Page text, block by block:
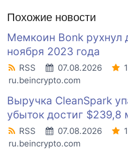
Похожие новости
Мемкоин Bonk
ноября 2023 года
RSS 07.08.2026 1
ru.beincrypto.com
Выручка CleanSpark
убыток достиг $239,8
RSS 07.08.2026 1
ru.beincrypto.com